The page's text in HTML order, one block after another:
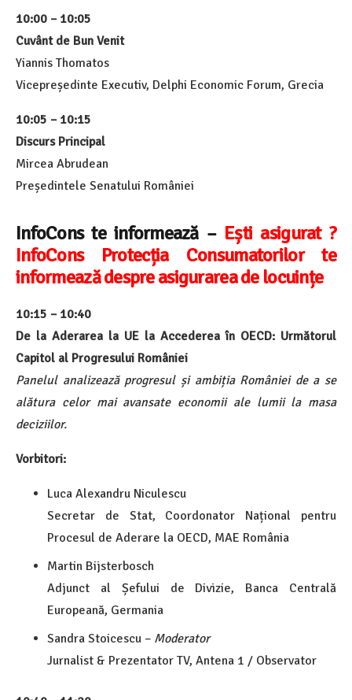
10:00 – 10:05
Cuvânt de Bun Venit
Yiannis Thomatos
Vicepreședinte Executiv, Delphi Economic Forum, Grecia
10:05 – 10:15
Discurs Principal
Mircea Abrudean
Președintele Senatului României
InfoCons te informează – Ești asigurat ?
InfoCons Protecția Consumatorilor te
informează despre asigurarea de locuințe
10:15 – 10:40
De la Aderarea la UE la Accederea în OECD: Următorul
Capitol al Progresului României
Panelul analizează progresul și ambiția României de a se
alătura celor mai avansate economii ale lumii la masa
deciziilor.
Vorbitori:
Luca Alexandru Niculescu
Secretar de Stat, Coordonator Național pentru
Procesul de Aderare la OECD, MAE România
Martin Bijsterbosch
Adjunct al Șefului de Divizie, Banca Centrală
Europeană, Germania
Sandra Stoicescu – Moderator
Jurnalist & Prezentator TV, Antena 1 / Observator